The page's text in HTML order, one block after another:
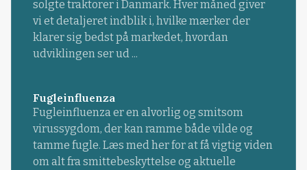
solgte traktorer i Danmark. Hver måned giver
vi et detaljeret indblik i, hvilke mærker der
klarer sig bedst på markedet, hvordan
udviklingen ser ud ...
Fugleinfluenza
Fugleinfluenza er en alvorlig og smitsom
virussygdom, der kan ramme både vilde og
tamme fugle. Læs med her for at få vigtig viden
om alt fra smittebeskyttelse og aktuelle